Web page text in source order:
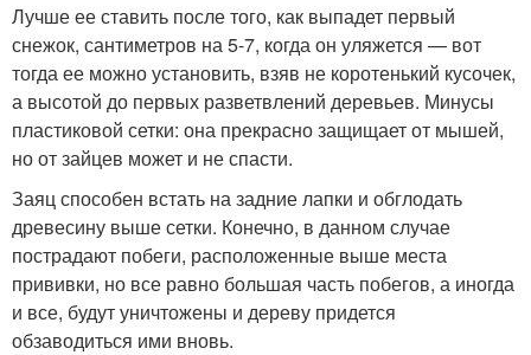
Лучше ее ставить после того, как выпадет первый
снежок, сантиметров на 5-7, когда он уляжется — вот
тогда ее можно установить, взяв не коротенький кусочек,
а высотой до первых разветвлений деревьев. Минусы
пластиковой сетки: она прекрасно защищает от мышей,
но от зайцев может и не спасти.
Заяц способен встать на задние лапки и обглодать
древесину выше сетки. Конечно, в данном случае
пострадают побеги, расположенные выше места
прививки, но все равно большая часть побегов, а иногда
и все, будут уничтожены и дереву придется
обзаводиться ими вновь.